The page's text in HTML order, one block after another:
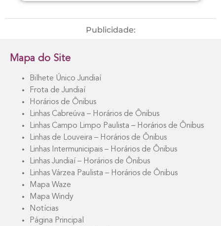
Publicidade:
Mapa do Site
Bilhete Único Jundiaí
Frota de Jundiaí
Horários de Ônibus
Linhas Cabreúva – Horários de Ônibus
Linhas Campo Limpo Paulista – Horários de Ônibus
Linhas de Louveira – Horários de Ônibus
Linhas Intermunicipais – Horários de Ônibus
Linhas Jundiaí – Horários de Ônibus
Linhas Várzea Paulista – Horários de Ônibus
Mapa Waze
Mapa Windy
Notícias
Página Principal